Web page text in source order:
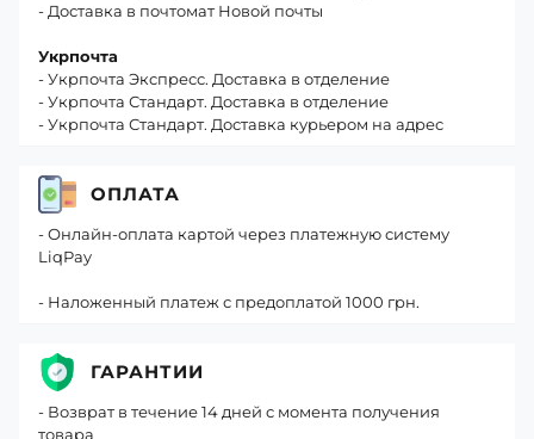
- Доставка в почтомат Новой почты
Укрпочта
- Укрпочта Экспресс. Доставка в отделение
- Укрпочта Стандарт. Доставка в отделение
- Укрпочта Стандарт. Доставка курьером на адрес
ОПЛАТА
- Онлайн-оплата картой через платежную систему
LiqPay
- Наложенный платеж с предоплатой 1000 грн.
ГАРАНТИИ
- Возврат в течение 14 дней с момента получения
товара